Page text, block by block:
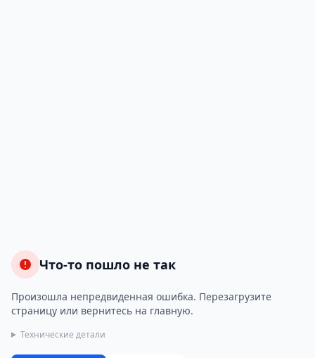
Что-то пошло не так
Произошла непредвиденная ошибка. Перезагрузите
страницу или вернитесь на главную.
Технические детали